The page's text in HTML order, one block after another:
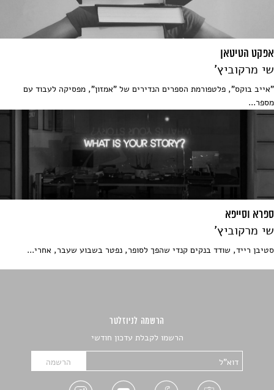
אפקט הטיטאן
שי מרקוביץ'
"אייב בוקס", פלטפורמת הספרים הנדירים של "אמזון", מפסיקה לעבוד עם
מספר...
ספרא וסייפא
שי מרקוביץ'
סטיבן רייד, שודד בנקים קנדי שהפך לסופר, נפטר בשבוע שעבר, אחרי...
הרשמה לניוזלטר
הרשמו לקבלת עדכון חודשי